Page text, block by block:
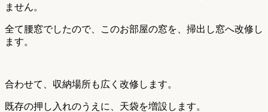
ません。
全て腰窓でしたので、このお部屋の窓を、掃出し窓へ改修し
ます。
合わせて、収納場所も広く改修します。
既存の押し入れのうえに、天袋を増設します。